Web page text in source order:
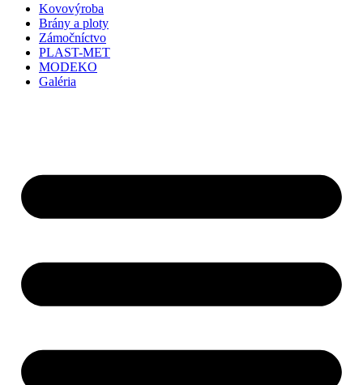
Kovovýroba
Brány a ploty
Zámočníctvo
PLAST-MET
MODEKO
Galéria